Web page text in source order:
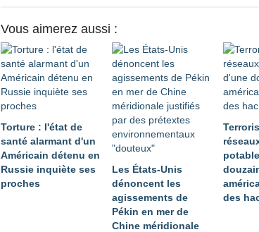
Vous aimerez aussi :
Torture : l'état de
santé alarmant d'un
Américain détenu en
Russie inquiète ses
proches
Les États-Unis
dénoncent les
agissements de
Pékin en mer de
Chine méridionale
des